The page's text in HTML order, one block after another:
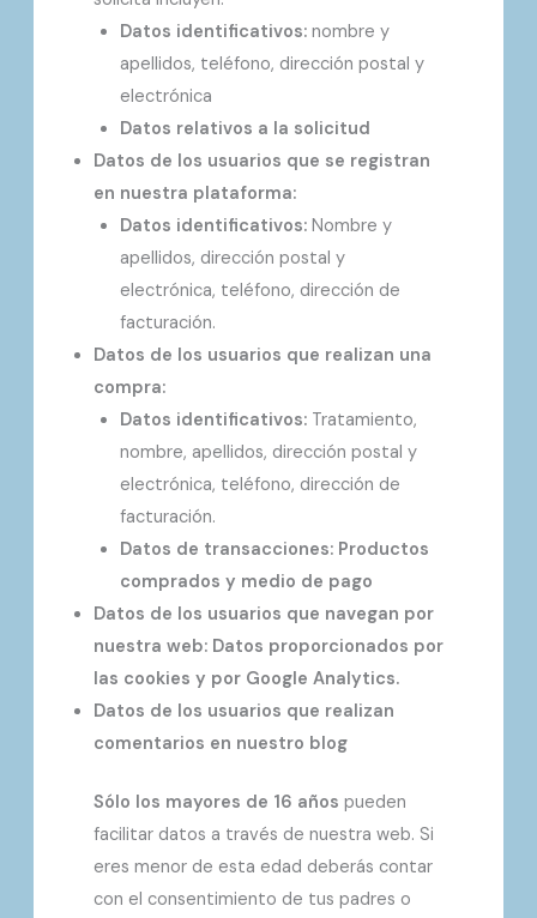
Datos identificativos: nombre y
apellidos, teléfono, dirección postal y
electrónica
Datos relativos a la solicitud
Datos de los usuarios que se registran
en nuestra plataforma:
Datos identificativos: Nombre y
apellidos, dirección postal y
electrónica, teléfono, dirección de
facturación.
Datos de los usuarios que realizan una
compra:
Datos identificativos: Tratamiento,
nombre, apellidos, dirección postal y
electrónica, teléfono, dirección de
facturación.
Datos de transacciones: Productos
comprados y medio de pago
Datos de los usuarios que navegan por
nuestra web: Datos proporcionados por
las cookies y por Google Analytics.
Datos de los usuarios que realizan
comentarios en nuestro blog
Sólo los mayores de 16 años pueden
facilitar datos a través de nuestra web. Si
eres menor de esta edad deberás contar
con el consentimiento de tus padres o